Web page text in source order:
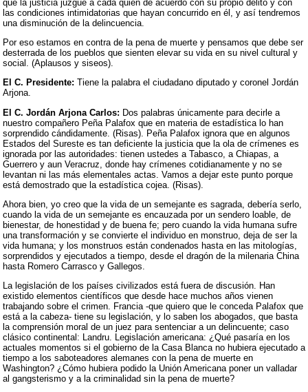
que la justicia juzgue a cada quien de acuerdo con su propio delito y con
las condiciones intimidatorias que hayan concurrido en él, y así tendremos
una disminución de la delincuencia.
Por eso estamos en contra de la pena de muerte y pensamos que debe ser
desterrada de los pueblos que sienten elevar su vida en su nivel cultural y
social. (Aplausos y siseos).
El C. Presidente: Tiene la palabra el ciudadano diputado y coronel Jordán
Arjona.
El C. Jordán Arjona Carlos: Dos palabras únicamente para decirle a
nuestro compañero Peña Palafox que en materia de estadística lo han
sorprendido cándidamente. (Risas). Peña Palafox ignora que en algunos
Estados del Sureste es tan deficiente la justicia que la ola de crímenes es
ignorada por las autoridades: tienen ustedes a Tabasco, a Chiapas, a
Guerrero y aun Veracruz, donde hay crímenes cotidianamente y no se
levantan ni las más elementales actas. Vamos a dejar este punto porque
está demostrado que la estadística cojea. (Risas).
Ahora bien, yo creo que la vida de un semejante es sagrada, debería serlo,
cuando la vida de un semejante es encauzada por un sendero loable, de
bienestar, de honestidad y de buena fe; pero cuando la vida humana sufre
una transformación y se convierte el individuo en monstruo, deja de ser la
vida humana; y los monstruos están condenados hasta en las mitologías,
sorprendidos y ejecutados a tiempo, desde el dragón de la milenaria China
hasta Romero Carrasco y Gallegos.
La legislación de los países civilizados está fuera de discusión. Han
existido elementos científicos que desde hace muchos años vienen
trabajando sobre el crimen. Francia -que quiero que le conceda Palafox que
está a la cabeza- tiene su legislación, y lo saben los abogados, que basta
la comprensión moral de un juez para sentenciar a un delincuente; caso
clásico continental: Landru. Legislación americana: ¿Qué pasaría en los
actuales momentos si el gobierno de la Casa Blanca no hubiera ejecutado a
tiempo a los saboteadores alemanes con la pena de muerte en
Washington? ¿Cómo hubiera podido la Unión Americana poner un valladar
al gangsterismo y a la criminalidad sin la pena de muerte?